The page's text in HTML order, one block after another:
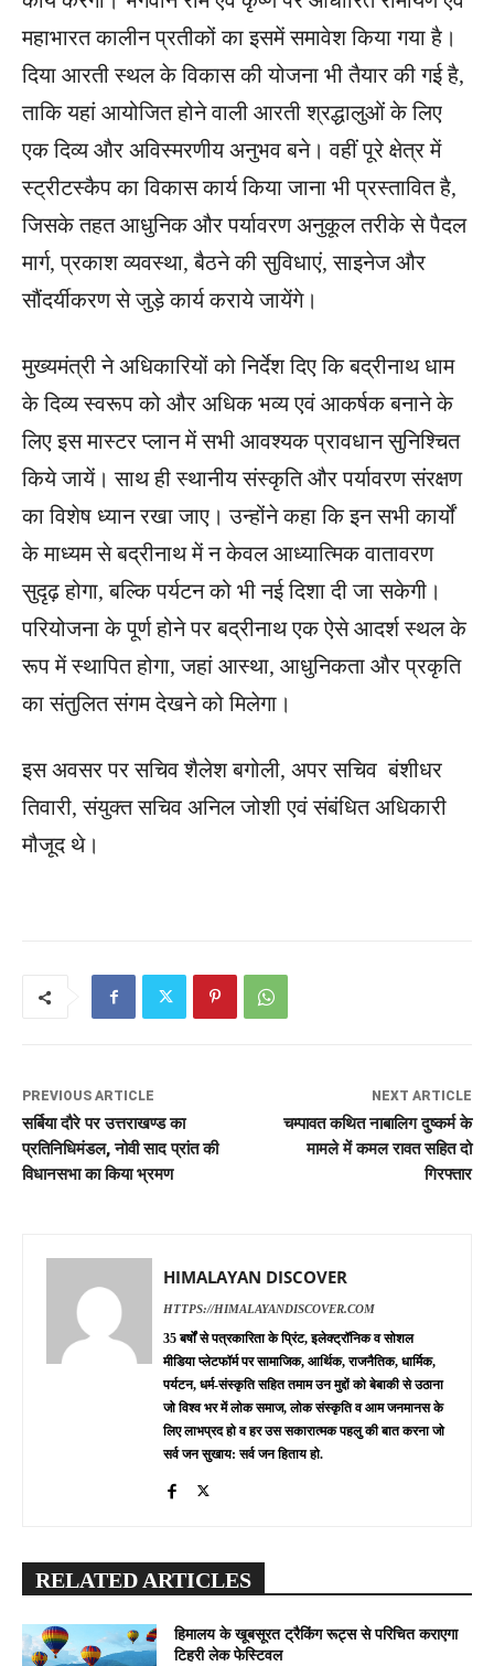
महाभारत कालीन प्रतीकों का इसमें समावेश किया गया है।
दिया आरती स्थल के विकास की योजना भी तैयार की गई है,
ताकि यहां आयोजित होने वाली आरती श्रद्धालुओं के लिए
एक दिव्य और अविस्मरणीय अनुभव बने। वहीं पूरे क्षेत्र में
स्ट्रीटस्कैप का विकास कार्य किया जाना भी प्रस्तावित है,
जिसके तहत आधुनिक और पर्यावरण अनुकूल तरीके से पैदल
मार्ग, प्रकाश व्यवस्था, बैठने की सुविधाएं, साइनेज और
सौंदर्यीकरण से जुड़े कार्य कराये जायेंगे।
मुख्यमंत्री ने अधिकारियों को निर्देश दिए कि बद्रीनाथ धाम
के दिव्य स्वरूप को और अधिक भव्य एवं आकर्षक बनाने के
लिए इस मास्टर प्लान में सभी आवश्यक प्रावधान सुनिश्चित
किये जायें। साथ ही स्थानीय संस्कृति और पर्यावरण संरक्षण
का विशेष ध्यान रखा जाए। उन्होंने कहा कि इन सभी कार्यों
के माध्यम से बद्रीनाथ में न केवल आध्यात्मिक वातावरण
सुदृढ़ होगा, बल्कि पर्यटन को भी नई दिशा दी जा सकेगी।
परियोजना के पूर्ण होने पर बद्रीनाथ एक ऐसे आदर्श स्थल के
रूप में स्थापित होगा, जहां आस्था, आधुनिकता और प्रकृति
का संतुलित संगम देखने को मिलेगा।
इस अवसर पर सचिव शैलेश बगोली, अपर सचिव बंशीधर
तिवारी, संयुक्त सचिव अनिल जोशी एवं संबंधित अधिकारी
मौजूद थे।
PREVIOUS ARTICLE
सर्बिया दौरे पर उत्तराखण्ड का
प्रतिनिधिमंडल, नोवी साद प्रांत की
विधानसभा का किया भ्रमण
NEXT ARTICLE
चम्पावत कथित नाबालिग दुष्कर्म के
मामले में कमल रावत सहित दो
गिरफ्तार
HIMALAYAN DISCOVER
HTTPS://HIMALAYANDISCOVER.COM
35 बर्षों से पत्रकारिता के प्रिंट, इलेक्ट्रॉनिक व सोशल
मीडिया प्लेटफॉर्म पर सामाजिक, आर्थिक, राजनैतिक, धार्मिक,
पर्यटन, धर्म-संस्कृति सहित तमाम उन मुद्दों को बेबाकी से उठाना
जो विश्व भर में लोक समाज, लोक संस्कृति व आम जनमानस के
लिए लाभप्रद हो व हर उस सकारात्मक पहलु की बात करना जो
सर्व जन सुखाय: सर्व जन हिताय हो.
RELATED ARTICLES
हिमालय के खूबसूरत ट्रैकिंग रूट्स से परिचित कराएगा
टिहरी लेक फेस्टिवल